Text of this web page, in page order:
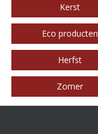
Kerst
Eco producten
Herfst
Zomer